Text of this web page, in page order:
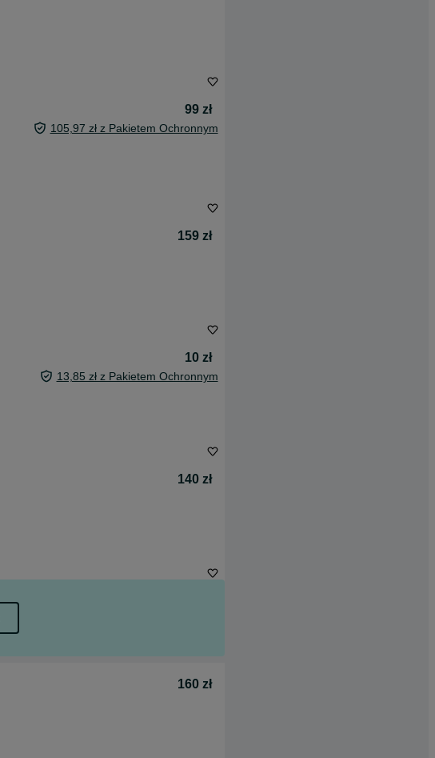
99 zł
105,97 zł z Pakietem Ochronnym
159 zł
10 zł
13,85 zł z Pakietem Ochronnym
140 zł
160 zł